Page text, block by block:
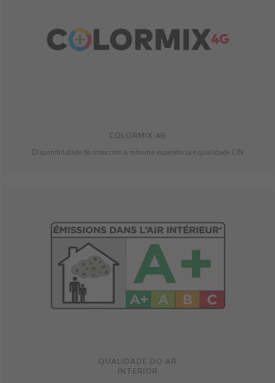
COLORMIX 4G
Disponibilidade de cores com a máxima experiência e qualidade CIN
QUALIDADE DO AR
INTERIOR